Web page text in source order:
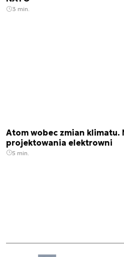
3 min.
Atom wobec zmian klimatu.
projektowania elektrowni
5 min.